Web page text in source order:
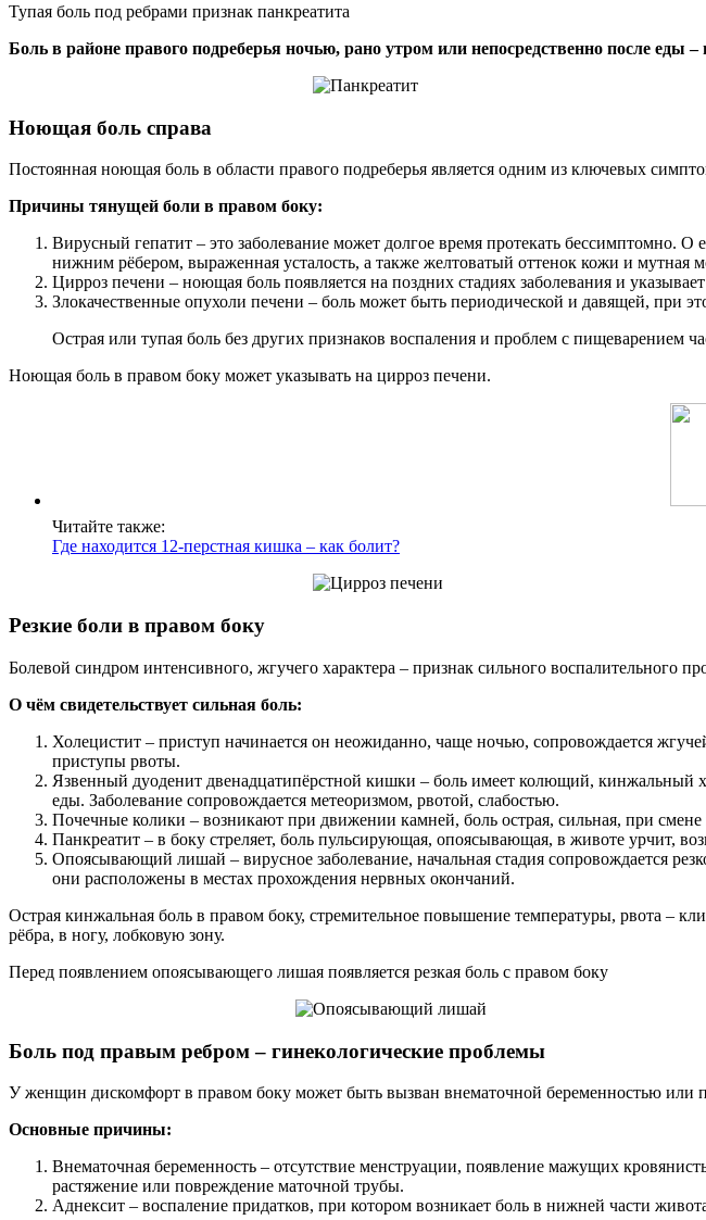
Тупая боль под ребрами признак панкреатита
Боль в районе правого подреберья ночью, рано утром или непосредственно после
Ноющая боль справа
Постоянная ноющая боль в области правого подреберья является одним из ключевых
Причины тянущей боли в правом боку:
Вирусный гепатит – это заболевание может долгое время протекать бессимптомно.
нижним рёбером, выраженная усталость, а также желтоватый оттенок кожи и мутная
Цирроз печени – ноющая боль появляется на поздних стадиях заболевания и
Злокачественные опухоли печени – боль может быть периодической и давящей, при
Острая или тупая боль без других признаков воспаления и проблем с пищеварением
Ноющая боль в правом боку может указывать на цирроз печени.
Читайте также:
Где находится 12-перстная кишка – как болит?
Резкие боли в правом боку
Болевой синдром интенсивного, жгучего характера – признак сильного воспалительного
О чём свидетельствует сильная боль:
Холецистит – приступ начинается он неожиданно, чаще ночью, сопровождается
приступы рвоты.
Язвенный дуоденит двенадцатипёрстной кишки – боль имеет колющий, кинжальный
еды. Заболевание сопровождается метеоризмом, рвотой, слабостью.
Почечные колики – возникают при движении камней, боль острая, сильная, при смене
Панкреатит – в боку стреляет, боль пульсирующая, опоясывающая, в животе урчит,
Опоясывающий лишай – вирусное заболевание, начальная стадия сопровождается
они расположены в местах прохождения нервных окончаний.
Острая кинжальная боль в правом боку, стремительное повышение температуры, рвота –
рёбра, в ногу, лобковую зону.
Перед появлением опоясывающего лишая появляется резкая боль с правом боку
Боль под правым ребром – гинекологические проблемы
У женщин дискомфорт в правом боку может быть вызван внематочной беременностью или
Основные причины:
Внематочная беременность – отсутствие менструации, появление мажущих
растяжение или повреждение маточной трубы.
Аднексит – воспаление придатков, при котором возникает боль в нижней части